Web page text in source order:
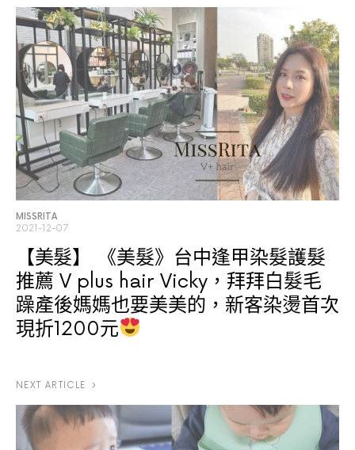
MISSRITA
2021-12-07
【美髮】
《美髮》台中逢甲染髮護髮
推薦 V plus hair Vicky，拜拜白髮毛
躁產後媽媽也要美美的，新客染燙首次
現折1200元
NEXT ARTICLE